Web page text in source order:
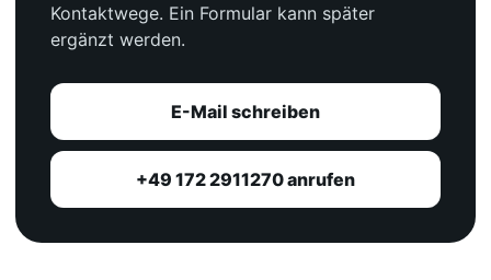
Kontaktwege. Ein Formular kann später
ergänzt werden.
E-Mail schreiben
+49 172 2911270 anrufen